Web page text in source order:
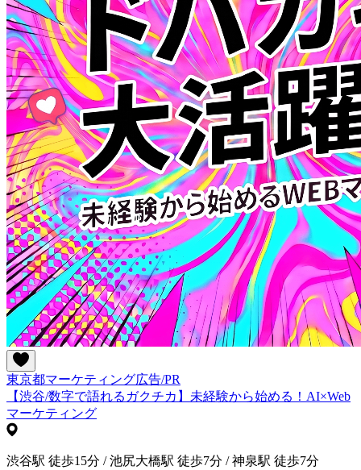
東京都マーケティング広告/PR
【渋谷/数字で語れるガクチカ】未経験から始める！AI×Web
マーケティング
渋谷駅 徒歩15分 / 池尻大橋駅 徒歩7分 / 神泉駅 徒歩7分